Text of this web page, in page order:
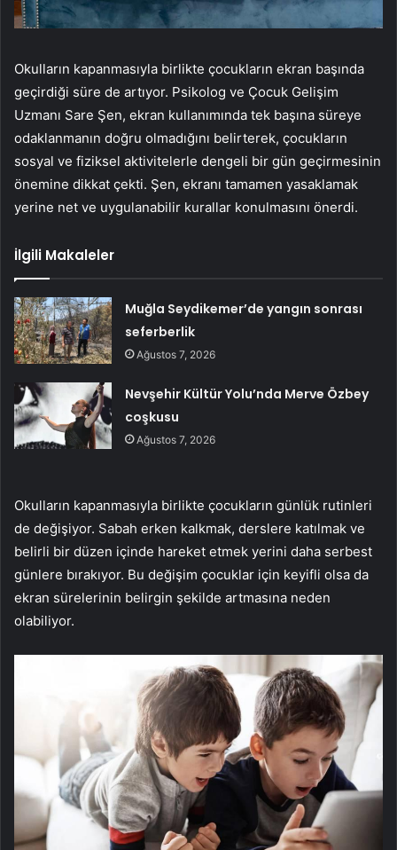
Okulların kapanmasıyla birlikte çocukların ekran başında
geçirdiği süre de artıyor. Psikolog ve Çocuk Gelişim
Uzmanı Sare Şen, ekran kullanımında tek başına süreye
odaklanmanın doğru olmadığını belirterek, çocukların
sosyal ve fiziksel aktivitelerle dengeli bir gün geçirmesinin
önemine dikkat çekti. Şen, ekranı tamamen yasaklamak
yerine net ve uygulanabilir kurallar konulmasını önerdi.
İlgili Makaleler
Muğla Seydikemer’de yangın sonrası
seferberlik
Ağustos 7, 2026
Nevşehir Kültür Yolu’nda Merve Özbey
coşkusu
Ağustos 7, 2026
Okulların kapanmasıyla birlikte çocukların günlük rutinleri
de değişiyor. Sabah erken kalkmak, derslere katılmak ve
belirli bir düzen içinde hareket etmek yerini daha serbest
günlere bırakıyor. Bu değişim çocuklar için keyifli olsa da
ekran sürelerinin belirgin şekilde artmasına neden
olabiliyor.